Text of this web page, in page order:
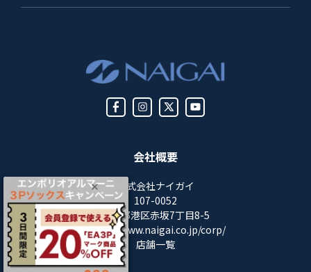
会社概要
株式会社ナイガイ
107-0052
東京都港区赤坂7丁目8-5
https://www.naigai.co.jp/corp/
店舗一覧